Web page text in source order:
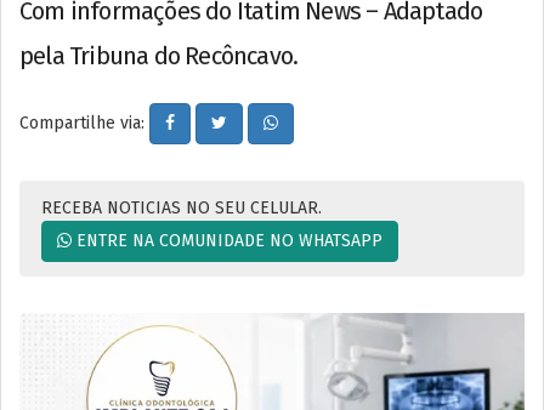
Com informações do Itatim News – Adaptado
pela Tribuna do Recôncavo.
Compartilhe via:
RECEBA NOTICIAS NO SEU CELULAR.
ENTRE NA COMUNIDADE NO WHATSAPP